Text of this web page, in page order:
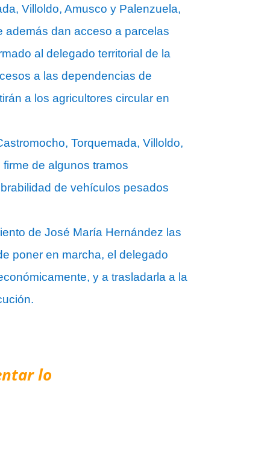
Villoldo, Amusco y Palenzuela,
además dan acceso a parcelas
al delegado territorial de la
a las dependencias de
a los agricultores circular en
Torquemada, Villoldo,
de algunos tramos
de vehículos pesados
de José María Hernández las
poner en marcha, el delegado
y a trasladarla a la
lo